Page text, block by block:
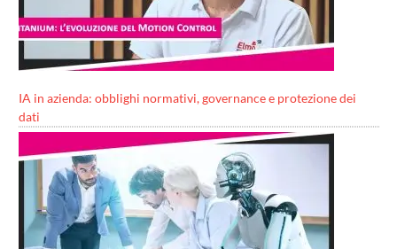
IA in azienda: obblighi normativi, governance e protezione dei
dati